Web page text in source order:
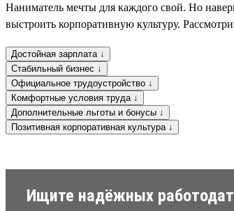
Наниматель мечты для каждого свой. Но
выстроить корпоративную культуру.
Достойная зарплата ↓
Стабильный бизнес ↓
Официальное трудоустройство ↓
Комфортные условия труда ↓
Дополнительные льготы и бонусы ↓
Позитивная корпоративная культура ↓
Ищите надёжных